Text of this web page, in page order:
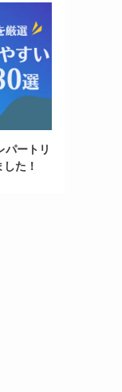
パートリ
た！